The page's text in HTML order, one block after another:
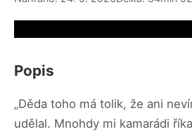
Popis
„Děda toho má tolik, že ani
udělal. Mnohdy mi kamarádi